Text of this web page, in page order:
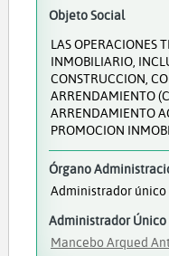
Objeto Social
LAS OPERACIONES
INMOBILIARIO,
CONSTRUCCION,
ARRENDAMIENTO
ARRENDAMIENTO
PROMOCION
Órgano
Administrador único
Administrador Único
Mancebo Arqued